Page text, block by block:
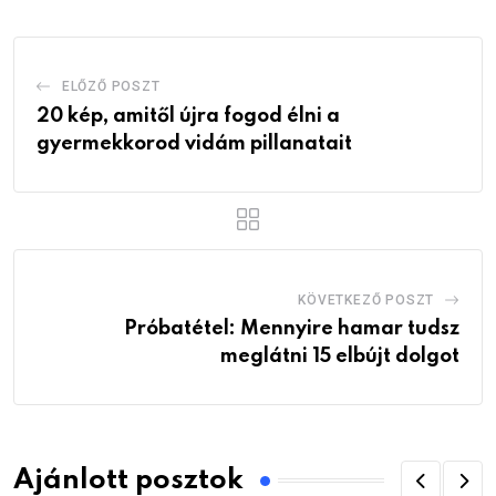
ELŐZŐ POSZT
20 kép, amitől újra fogod élni a
gyermekkorod vidám pillanatait
KÖVETKEZŐ POSZT
Próbatétel: Mennyire hamar tudsz
meglátni 15 elbújt dolgot
Ajánlott posztok